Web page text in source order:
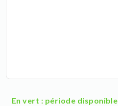
En vert : période disponible